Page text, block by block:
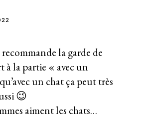
la garde de
à la partie « avec un
un chat ça peut très
😉
aiment les chats…